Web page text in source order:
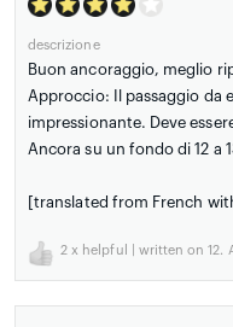
descrizione
Buon ancoraggio, meglio
Approccio: Il passaggio da
impressionante. Deve
Ancora su un fondo di 12 a
[translated from French
2 x helpful | written on 12.